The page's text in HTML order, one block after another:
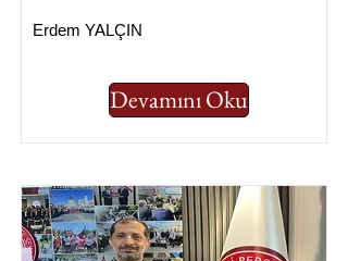
Erdem YALÇIN
Devamını Oku